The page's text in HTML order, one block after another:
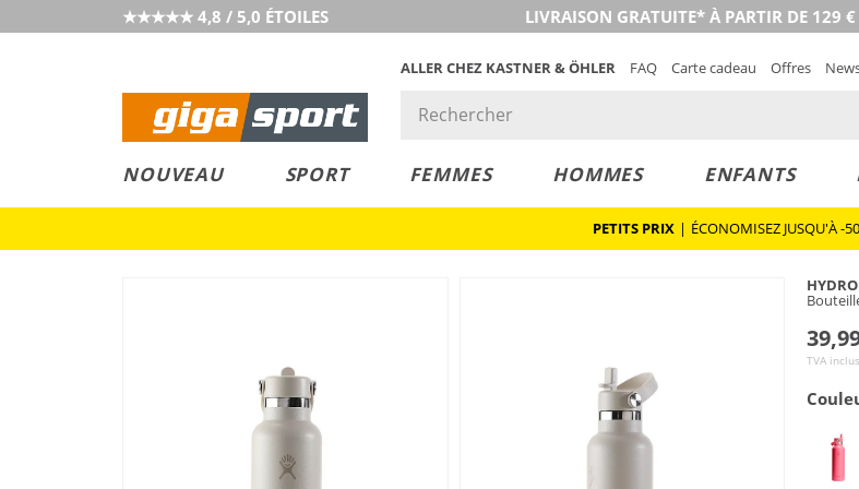
★★★★★ 4,8 / 5,0 ÉTOILES LIVRAISON GRATUITE* À PARTIR DE 129 €
ALLER CHEZ KASTNER & ÖHLER FAQ Carte cadeau Offres
NOUVEAU SPORT FEMMES HOMMES ENFANTS
PETITS PRIX | ÉCONOMISEZ JUSQU'À -
TVA